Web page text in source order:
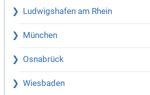
Ludwigshafen am Rhein
München
Osnabrück
Wiesbaden